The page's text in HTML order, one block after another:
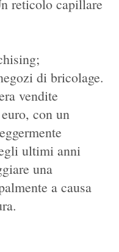
reticolo capillare
di bricolage.
vendite
con un
ultimi anni
una
a causa